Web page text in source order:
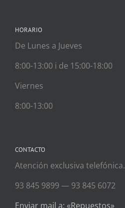
HORARIO
De Lunes a Jueves
8:00-13:00 i de 15:00-18:00
Viernes
8:00-13:00
CONTACTO
Atención exclusiva telefónica.
93 845 9899 — 93 845 6072
Enviar mail a: «Repuestos»